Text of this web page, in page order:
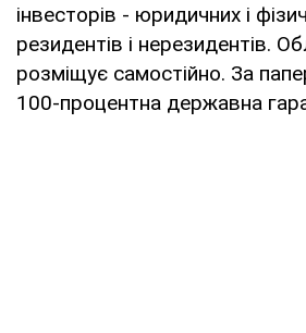
інвесторів - юридичних і
резидентів і нерезидентів.
розміщує самостійно. За
100-процентна державна